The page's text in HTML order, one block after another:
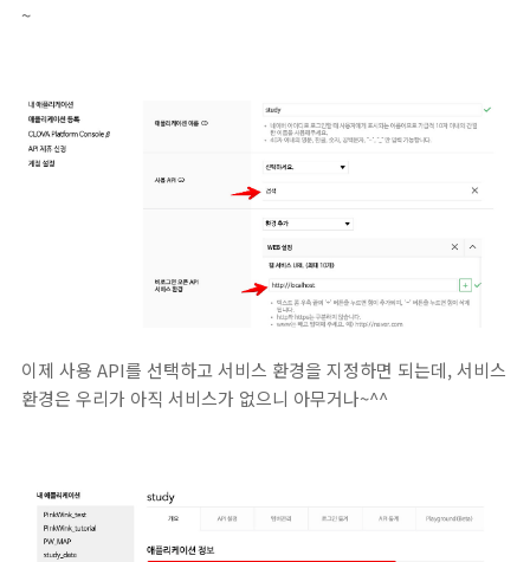
~
이제 사용 API를 선택하고 서비스 환경을 지정하면 되는데, 서비스
환경은 우리가 아직 서비스가 없으니 아무거나~^^